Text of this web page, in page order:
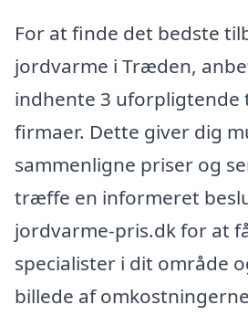
For at finde det bedste
jordvarme i Træden,
indhente 3 uforpligtende
firmaer. Dette giver dig
sammenligne priser og
træffe en informeret
jordvarme-pris.dk for at
specialister i dit område
billede af